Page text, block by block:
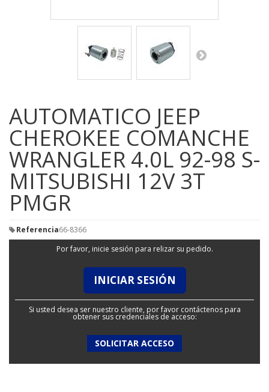
AUTOMATICO JEEP
CHEROKEE COMANCHE
WRANGLER 4.0L 92-98 S-
MITSUBISHI 12V 3T
PMGR
Referencia66-8366
Por favor, inicie sesión para relizar su pedido.
INICIAR SESIÓN
Si usted desea ser nuestro cliente, por favor contáctenos para
obtener sus credenciales de acceso:
SOLICITAR ACCESO